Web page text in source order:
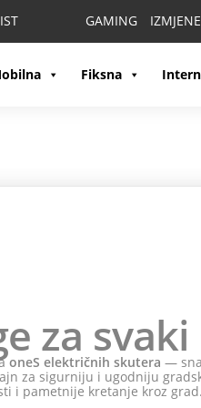
GAMING
Fiksna
za
oneS električnih skutera —
za sigurniju i ugodniju
i pametnije kretanje kroz grad.